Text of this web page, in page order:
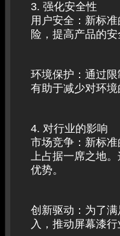
3. 强化安全性
用户安全：新标
险，提高产品的安
环境保护：通过
有助于减少对环
4. 对行业的影响
市场竞争：新标
上占据一席之地
优势。
创新驱动：为了
入，推动屏幕漆行